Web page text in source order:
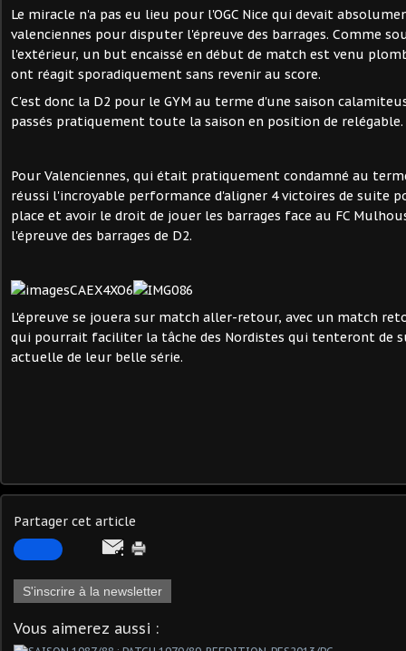
Le miracle n'a pas eu lieu pour l'OGC Nice qui devait
valenciennes pour disputer l'épreuve des barrages. Comme
l'extérieur, un but encaissé en début de match est venu
ont réagit sporadiquement sans revenir au score.
C'est donc la D2 pour le GYM au terme d'une saison
passés pratiquement toute la saison en position de relégable.
Pour Valenciennes, qui était pratiquement condamné au
réussi l'incroyable performance d'aligner 4 victoires de suite
place et avoir le droit de jouer les barrages face au FC
l'épreuve des barrages de D2.
L'épreuve se jouera sur match aller-retour, avec un match
qui pourrait faciliter la tâche des Nordistes qui tenteront de
actuelle de leur belle série.
Partager cet article
S'inscrire à la newsletter
Vous aimerez aussi :